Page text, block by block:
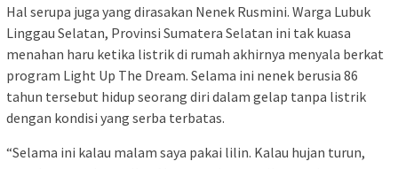
Hal serupa juga yang dirasakan Nenek Rusmini. Warga Lubuk
Linggau Selatan, Provinsi Sumatera Selatan ini tak kuasa
menahan haru ketika listrik di rumah akhirnya menyala berkat
program Light Up The Dream. Selama ini nenek berusia 86
tahun tersebut hidup seorang diri dalam gelap tanpa listrik
dengan kondisi yang serba terbatas.
“Selama ini kalau malam saya pakai lilin. Kalau hujan turun,